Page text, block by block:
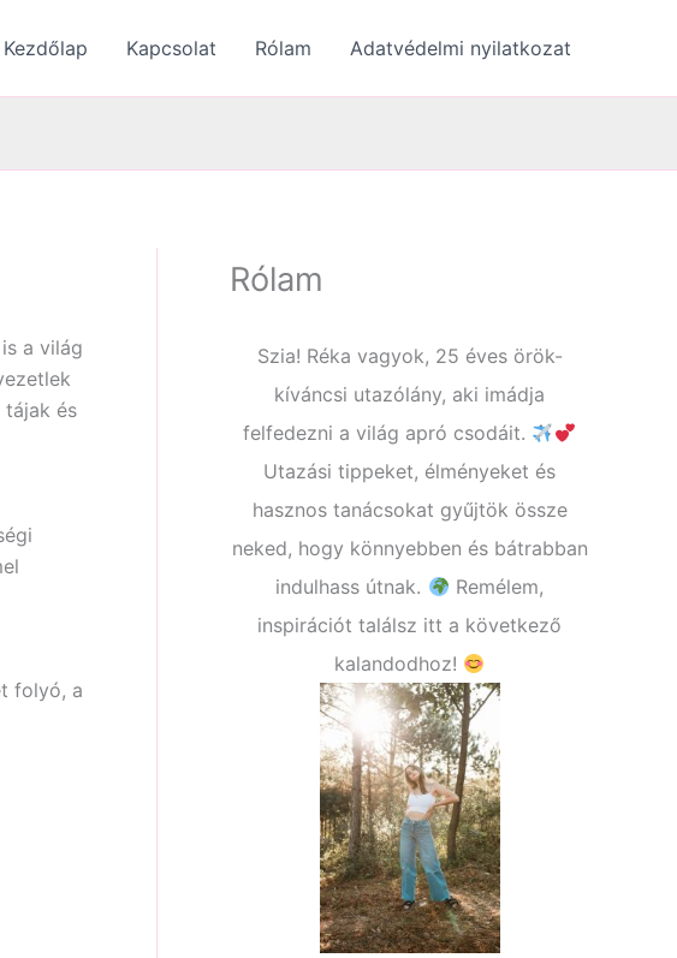
Kezdőlap Kapcsolat Rólam Adatvédelmi nyilatkozat
a világ
és
folyó, a
Rólam
Szia! Réka vagyok, 25 éves örök-
kíváncsi utazólány, aki imádja
felfedezni a világ apró csodáit.
Utazási tippeket, élményeket és
hasznos tanácsokat gyűjtök össze
neked, hogy könnyebben és bátrabban
indulhass útnak.
Remélem,
inspirációt találsz itt a következő
kalandodhoz!